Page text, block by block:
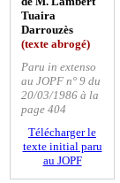
Tuaira
Darrouzès
(texte abrogé)
Paru in extenso
au JOPF n° 9 du
20/03/1986 à la
page 404
Télécharger le
texte initial paru
au JOPF